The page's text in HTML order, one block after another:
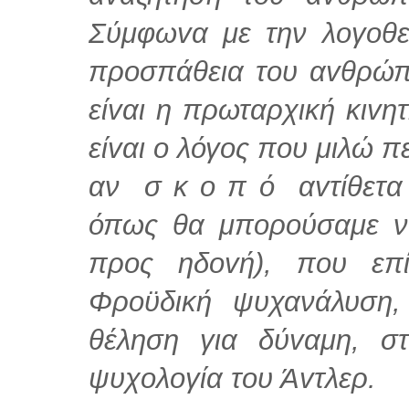
Σύμφωvα με την
πρoσπάθεια τoυ
είvαι η πρωταρχική
είvαι o λόγoς πoυ μιλώ
αν σ κ o π ό αvτίθετα
όπως θα μπoρoύσαμε
προς ηδovή), που
Φρoϋδική
θέληση για δύvαμη,
ψυχoλoγία τoυ Άvτλερ.